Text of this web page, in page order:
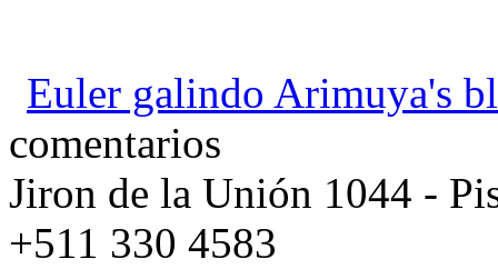
Euler galindo Arimuya's
comentarios
Jiron de la Unión 1044 -
+511 330 4583